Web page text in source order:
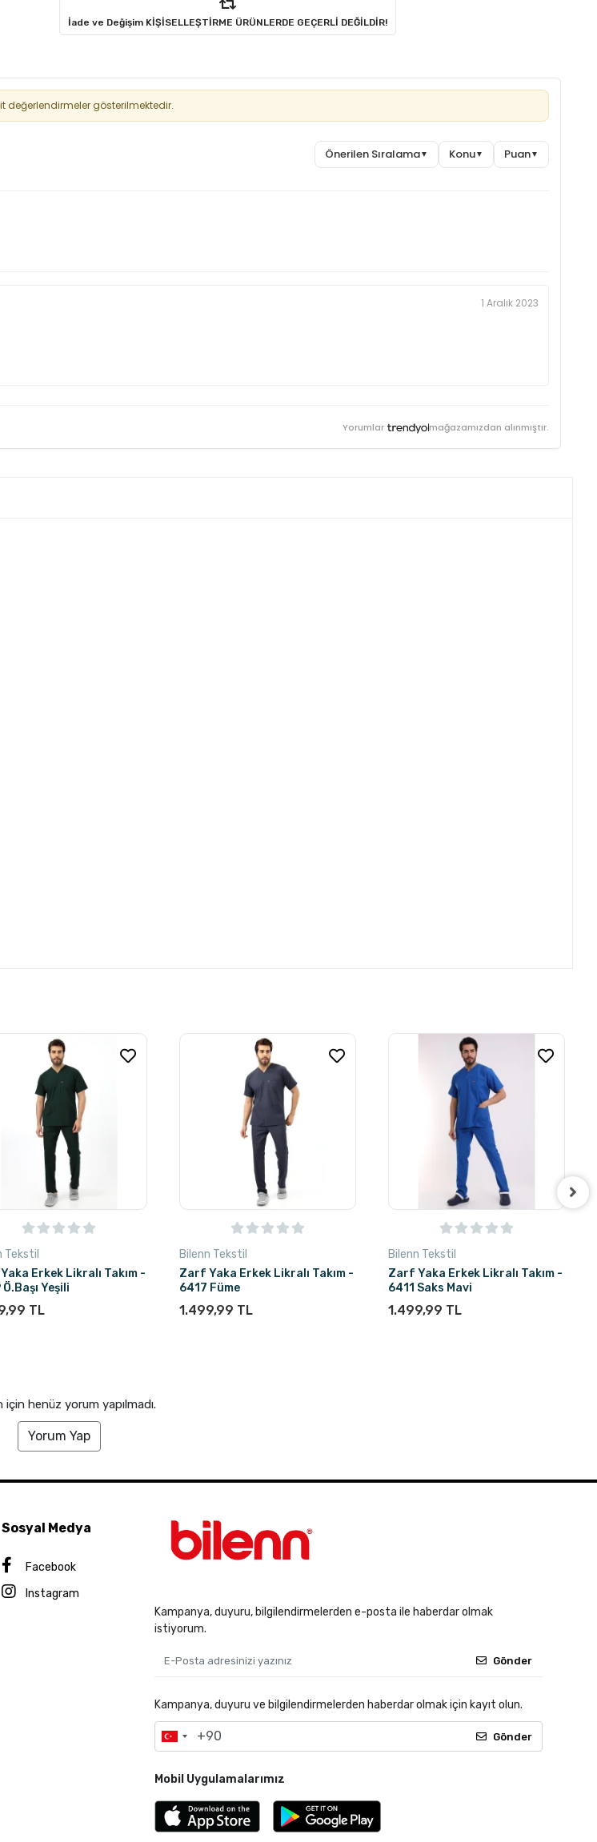
İade ve Değişim KİŞİSELLEŞTİRME ÜRÜNLERDE GEÇERLİ DEĞİLDİR!
değerlendirmeler gösterilmektedir.
Önerilen Sıralama▼ Konu▼ Puan▼
1 Aralık 2023
Yorumlar mağazamızdan alınmıştır.
Tekstil
Erkek Likralı Takım -
Yeşili
TL
Bilenn Tekstil
Zarf Yaka Erkek Likralı Takım -
6417 Füme
1.499,99 TL
Bilenn Tekstil
Zarf Yaka Erkek Likralı Takım -
6411 Saks Mavi
1.499,99 TL
için henüz yorum yapılmadı.
Yorum Yap
Sosyal Medya
Facebook
Instagram
Kampanya, duyuru, bilgilendirmelerden e-posta ile haberdar olmak
istiyorum.
Gönder
Kampanya, duyuru ve bilgilendirmelerden haberdar olmak için kayıt olun.
Gönder
Mobil Uygulamalarımız